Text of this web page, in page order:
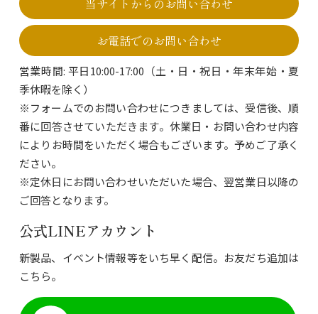
当サイトからのお問い合わせ
お電話でのお問い合わせ
営業時間: 平日10:00-17:00（土・日・祝日・年末年始・夏
季休暇を除く）
※フォームでのお問い合わせにつきましては、受信後、順
番に回答させていただきます。休業日・お問い合わせ内容
によりお時間をいただく場合もございます。予めご了承く
ださい。
※定休日にお問い合わせいただいた場合、翌営業日以降の
ご回答となります。
公式LINEアカウント
新製品、イベント情報等をいち早く配信。お友だち追加は
こちら。